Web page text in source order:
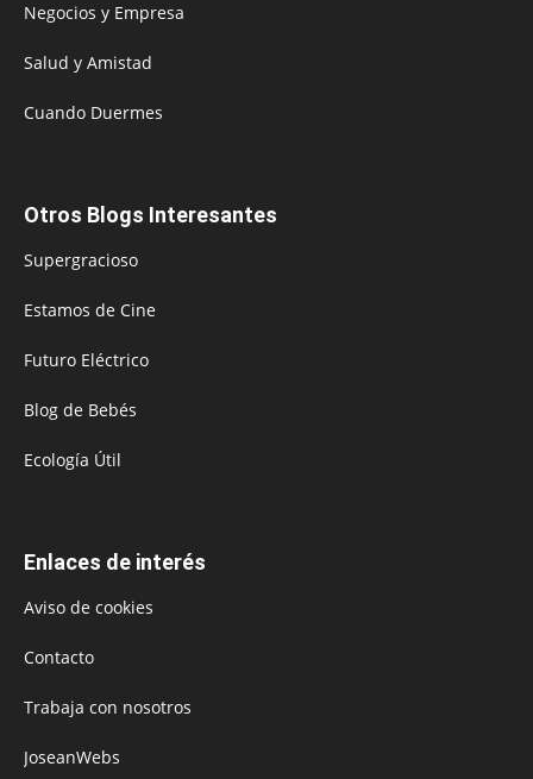
Negocios y Empresa
Salud y Amistad
Cuando Duermes
Otros Blogs Interesantes
Supergracioso
Estamos de Cine
Futuro Eléctrico
Blog de Bebés
Ecología Útil
Enlaces de interés
Aviso de cookies
Contacto
Trabaja con nosotros
JoseanWebs